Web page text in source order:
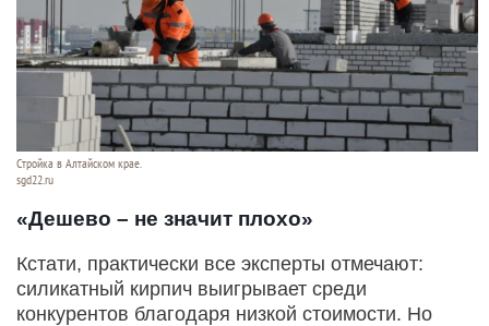
Стройка в Алтайском крае.
sgd22.ru
«Дешево – не значит плохо»
Кстати, практически все эксперты отмечают:
силикатный кирпич выигрывает среди
конкурентов благодаря низкой стоимости. Но